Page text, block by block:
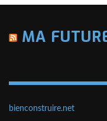
MA
bienconstruire.net